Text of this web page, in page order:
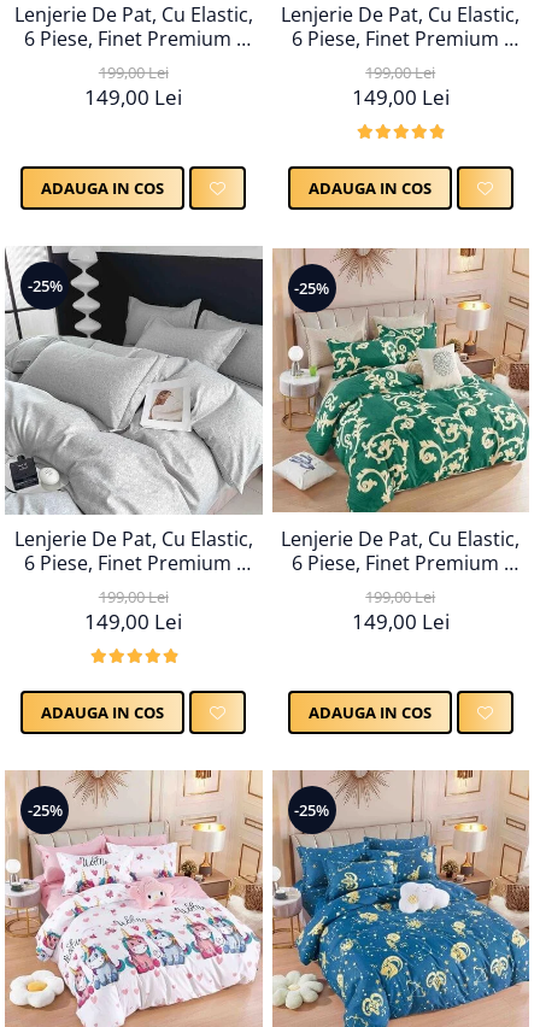
Lenjerie De Pat, Cu Elastic,
6 Piese, Finet Premium -
LPBF6PE22
199,00 Lei
149,00 Lei
ADAUGA IN COS
Lenjerie De Pat, Cu Elastic,
6 Piese, Finet Premium -
LPBF6PE23
199,00 Lei
149,00 Lei
ADAUGA IN COS
-25%
Lenjerie De Pat, Cu Elastic,
6 Piese, Finet Premium -
LPBF6PE24
199,00 Lei
149,00 Lei
ADAUGA IN COS
-25%
Lenjerie De Pat, Cu Elastic,
6 Piese, Finet Premium -
LPBF6PE25
199,00 Lei
149,00 Lei
ADAUGA IN COS
-25% -25%